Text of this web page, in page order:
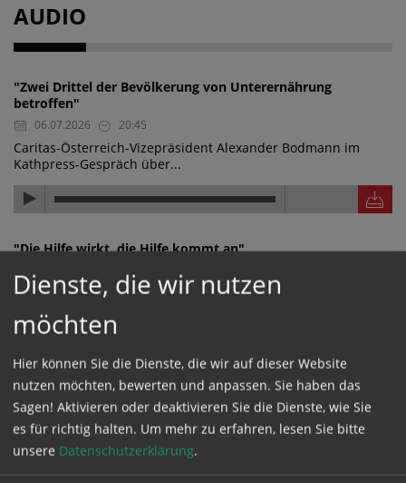
AUDIO
"Zwei Drittel der Bevölkerung von Unterernährung
betroffen"
06.07.2026 20:45
Caritas-Österreich-Vizepräsident Alexander Bodmann im
Kathpress-Gespräch über...
"Die Hilfe wirkt, die Hilfe kommt an"
Caritas-Österreich-Vizepräsident Alexander Bodmann im
"Wasserwerk finanziert und nachhaltig aufgestellt"
06.07.2026 20:43
Caritas-Österreich-Vizepräsident Alexander Bodmann im
Kathpress-Gespräch über ein...
Dienste, die wir nutzen
möchten
Hier können Sie die Dienste, die wir auf dieser Website
nutzen möchten, bewerten und anpassen. Sie haben das
Sagen! Aktivieren oder deaktivieren Sie die Dienste, wie Sie
es für richtig halten. Um mehr zu erfahren, lesen Sie bitte
unsere Datenschutzerklärung.